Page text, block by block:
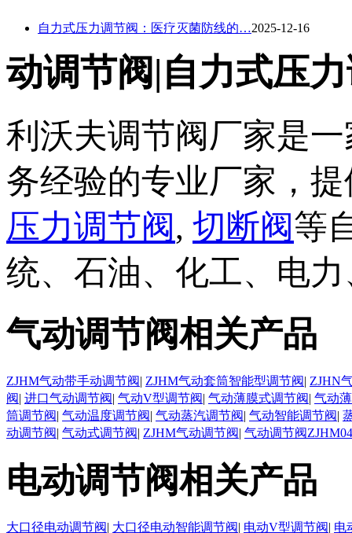
2025-12-16
自力式压力调节阀：医疗灭菌防线的…
动调节阀|自力式压
利沃夫调节阀厂家是
务经验的专业厂家，
压力调节阀, 切断阀等
统、石油、化工、电
气动调节阀相关产品
ZJHM气动带手动调节阀| ZJHM气动套筒智能型调节阀| ZJHN
阀| 进口气动调节阀| 气动V型调节阀| 气动薄膜式调节阀| 气动
筒调节阀| 气动温度调节阀| 气动蒸汽调节阀| 气动智能调节阀|
动调节阀| 气动式调节阀| ZJHM气动调节阀| 气动调节阀ZJHM04
电动调节阀相关产品
大口径电动调节阀| 大口径电动智能调节阀| 电动V型调节阀| 电